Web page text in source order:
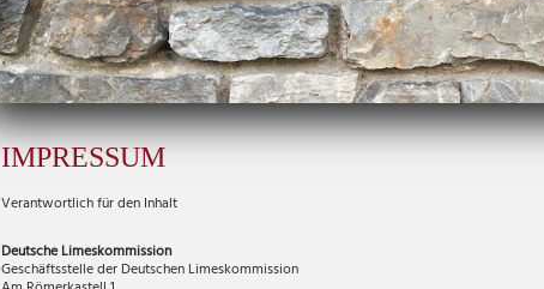
IMPRESSUM
Verantwortlich für den Inhalt
Deutsche Limeskommission
Geschäftsstelle der Deutschen Limeskommission